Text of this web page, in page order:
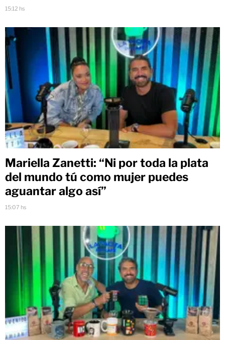
15:12 hs
Mariella Zanetti: “Ni por toda la plata
del mundo tú como mujer puedes
aguantar algo así”
15:07 hs